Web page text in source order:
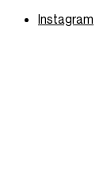
Instagram